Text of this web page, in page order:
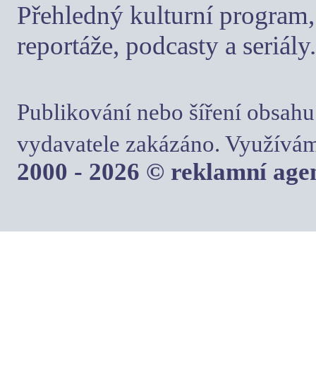
Přehledný kulturní
reportáže, podcasty a seriály.
Publikování nebo šíření
vydavatele zakázáno.
2000 - 2026 © reklamní